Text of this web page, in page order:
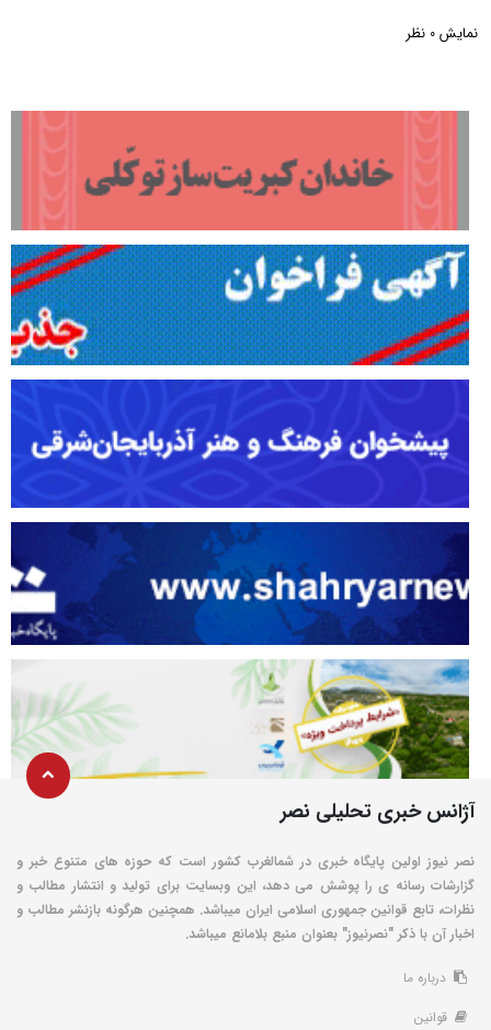
نمایش 0 نظر
آژانس خبری تحلیلی نصر
نصر نیوز اولین پایگاه خبری در شمالغرب کشور است که حوزه های متنوع خبر و
گزارشات رسانه ی را پوشش می دهد، این وبسایت برای تولید و انتشار مطالب و
نظرات، تابع قوانین جمهوری اسلامی ایران میباشد. همچنین هرگونه بازنشر مطالب و
اخبار آن با ذکر "نصرنیوز" بعنوان منبع بلامانع میباشد.
درباره ما
قوانین